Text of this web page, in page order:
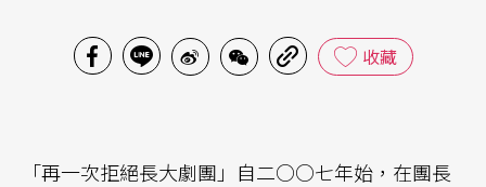
收藏
「再一次拒絕長大劇團」自二○○七年始，在團長